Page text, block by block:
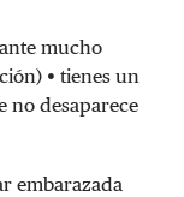
mucho
• tienes un
no desaparece
embarazada